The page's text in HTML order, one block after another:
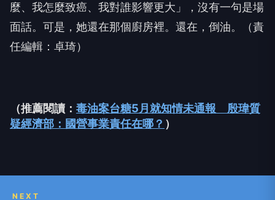
麼、我怎麼致癌、我對誰影響更大」，沒有一句是場
面話。可是，她還在那個廚房裡。還在，倒油。（責
任編輯：卓琦）
（推薦閱讀： 毒油案台糖5月就知情未通報 殷瑋質
疑經濟部：國營事業責任在哪？ ）
NEXT